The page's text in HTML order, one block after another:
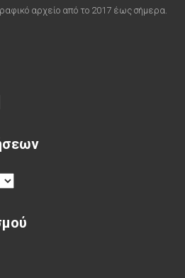
αρχείο από το 2017 έως σήμερα.